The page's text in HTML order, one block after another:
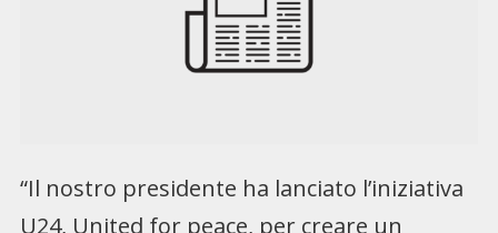
“Il nostro presidente ha lanciato l’iniziativa
U24, United for peace, per creare un